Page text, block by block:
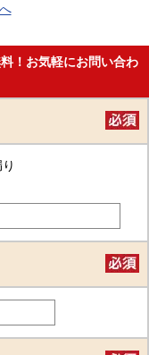
！お気軽にお問い合わ